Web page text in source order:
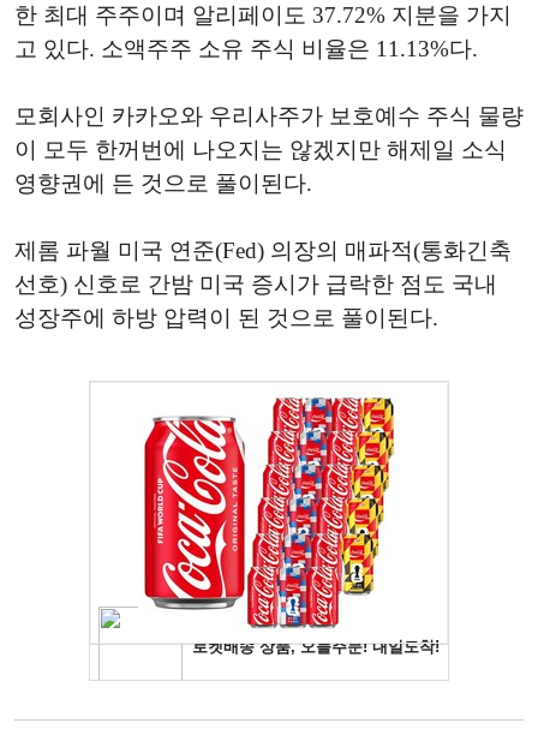
한 최대 주주이며 알리페이도 37.72% 지분을 가지
고 있다. 소액주주 소유 주식 비율은 11.13%다.
모회사인 카카오와 우리사주가 보호예수 주식 물량
이 모두 한꺼번에 나오지는 않겠지만 해제일 소식
영향권에 든 것으로 풀이된다.
제롬 파월 미국 연준(Fed) 의장의 매파적(통화긴축
선호) 신호로 간밤 미국 증시가 급락한 점도 국내
성장주에 하방 압력이 된 것으로 풀이된다.